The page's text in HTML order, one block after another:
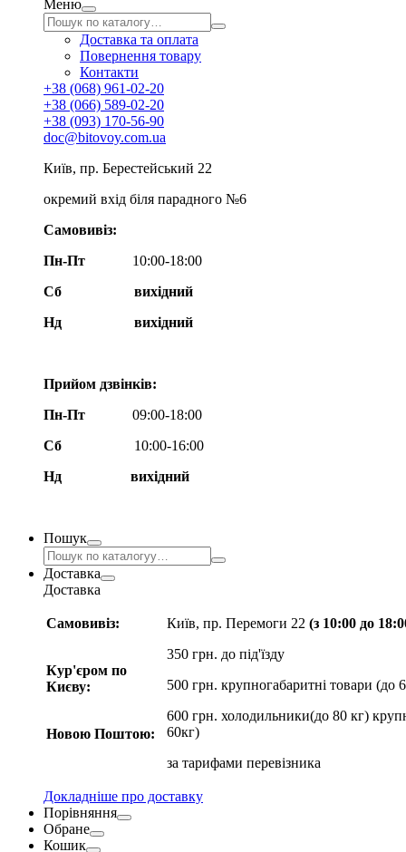
Меню
Доставка та оплата
Повернення товару
Контакти
+38 (068) 961-02-20
+38 (066) 589-02-20
+38 (093) 170-56-90
doc@bitovoy.com.ua
Київ, пр. Берестейський 22
окремий вхід біля парадного №6
Самовивіз:
Пн-Пт
10:00-18:00
Сб
вихідний
Нд
вихідний
Прийом дзвінків:
Пн-Пт
09:00-18:00
Сб
10:00-16:00
Нд вихідний
Пошук
Доставка
Доставка
Самовивіз:
Кур'єром по
Києву:
Новою Поштою:
Київ, пр. Перемоги 22 (з 10:00 до
350 грн. до під'їзду
500 грн. крупногабаритні товари (до
600 грн. холодильники(до 80 кг)
60кг)
за тарифами перевізника
Докладніше про доставку
Порівняння
Обране
Кошик